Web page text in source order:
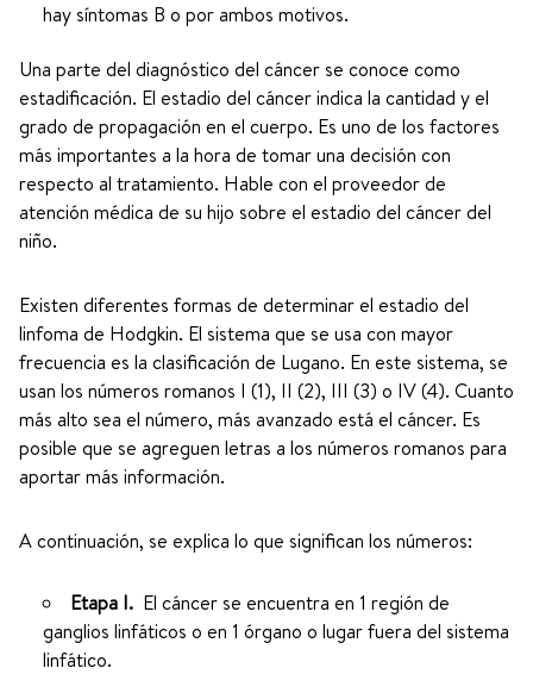
hay síntomas B o por ambos motivos.
Una parte del diagnóstico del cáncer se conoce como
estadificación. El estadio del cáncer indica la cantidad y el
grado de propagación en el cuerpo. Es uno de los factores
más importantes a la hora de tomar una decisión con
respecto al tratamiento. Hable con el proveedor de
atención médica de su hijo sobre el estadio del cáncer del
niño.
Existen diferentes formas de determinar el estadio del
linfoma de Hodgkin. El sistema que se usa con mayor
frecuencia es la clasificación de Lugano. En este sistema, se
usan los números romanos I (1), II (2), III (3) o IV (4). Cuanto
más alto sea el número, más avanzado está el cáncer. Es
posible que se agreguen letras a los números romanos para
aportar más información.
A continuación, se explica lo que significan los números:
Etapa I. El cáncer se encuentra en 1 región de
ganglios linfáticos o en 1 órgano o lugar fuera del sistema
linfático.